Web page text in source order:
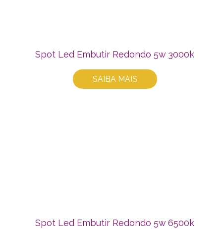
Spot Led Embutir Redondo 5w 3000k
SAIBA MAIS
Spot Led Embutir Redondo 5w 6500k